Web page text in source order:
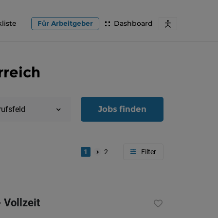
Dashboard
Für Arbeitgeber
Jobs finden
1 2
Vollzeit